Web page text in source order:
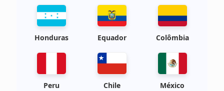
Honduras Equador Colômbia
Peru Chile México